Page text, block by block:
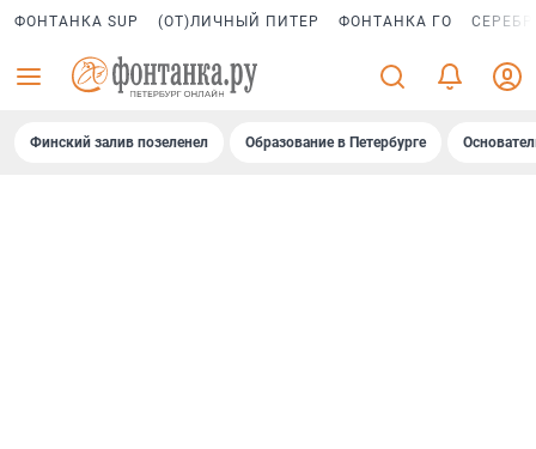
ФОНТАНКА SUP (ОТ)ЛИЧНЫЙ ПИТЕР ФОНТАНКА ГО
Финский залив позеленел Образование в Петербурге